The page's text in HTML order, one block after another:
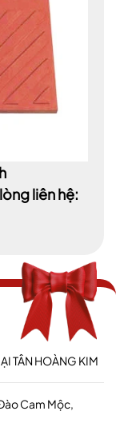
liên hệ:
TÂN HOÀNG KIM
Cam Mộc,